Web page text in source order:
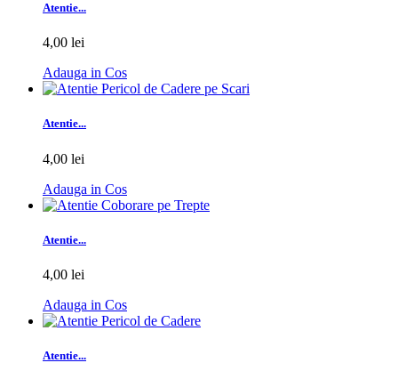
Atentie...
4,00 lei
Adauga in Cos
Atentie...
4,00 lei
Adauga in Cos
Atentie...
4,00 lei
Adauga in Cos
Atentie...